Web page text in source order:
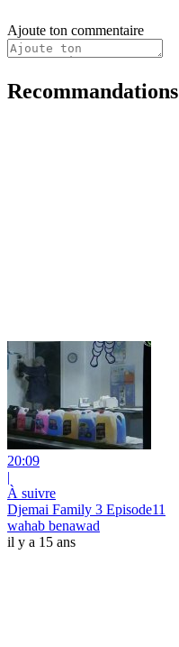
Ajoute ton commentaire
Recommandations
20:09
|
À suivre
Djemai Family 3 Episode11
wahab benawad
il y a 15 ans